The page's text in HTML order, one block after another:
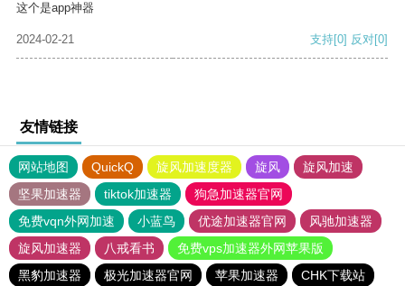
这个是app神器
2024-02-21 支持[0] 反对[0]
友情链接
网站地图 QuickQ 旋风加速度器 旋风
旋风加速
坚果加速器
tiktok加速器
狗急加速器官网
免费vqn外网加速
小蓝鸟 优途加速器官网
风驰加速器
旋风加速器
八戒看书
免费vps加速器外网苹果版
黑豹加速器
极光加速器官网 苹果加速器 CHK下载站